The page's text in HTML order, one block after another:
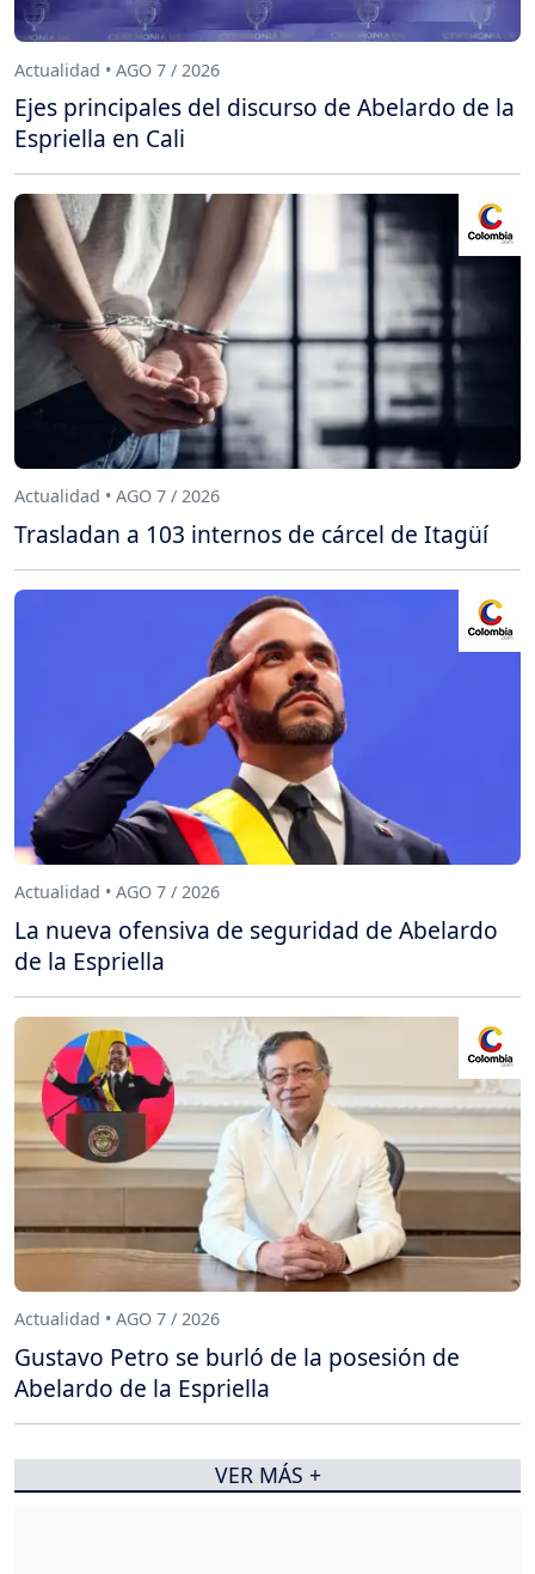
Actualidad • AGO 7 / 2026
Ejes principales del discurso de Abelardo de la
Espriella en Cali
Actualidad • AGO 7 / 2026
Trasladan a 103 internos de cárcel de Itagüí
Actualidad • AGO 7 / 2026
La nueva ofensiva de seguridad de Abelardo
de la Espriella
Actualidad • AGO 7 / 2026
Gustavo Petro se burló de la posesión de
Abelardo de la Espriella
VER MÁS +